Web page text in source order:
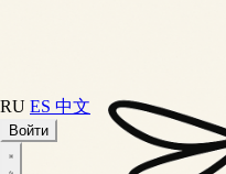
RU ES 中文
Войти